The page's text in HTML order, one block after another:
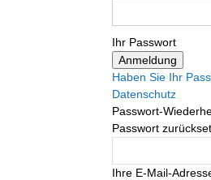
Ihr Passwort
Haben Sie Ihr
Datenschutz
Passwort-
Passwort
Ihre E-Mail-